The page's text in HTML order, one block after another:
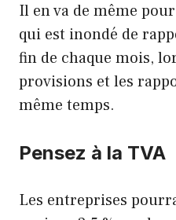
Il en va de même
qui est inondé de
fin de chaque mois,
provisions et les
même temps.
Pensez à la TVA
Les entreprises